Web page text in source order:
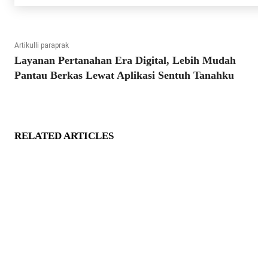
Artikulli paraprak
Layanan Pertanahan Era Digital, Lebih Mudah
Pantau Berkas Lewat Aplikasi Sentuh Tanahku
RELATED ARTICLES